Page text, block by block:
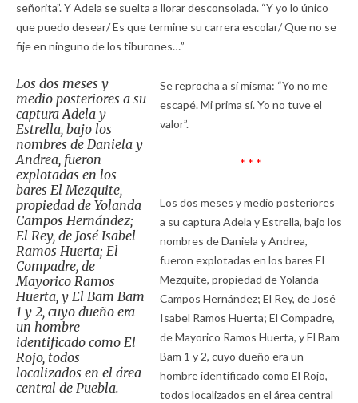
señorita”. Y Adela se suelta a llorar desconsolada. “Y yo lo único
que puedo desear/ Es que termine su carrera escolar/ Que no se
fije en ninguno de los tiburones…”
Los dos meses y
medio posteriores a su
captura Adela y
Estrella, bajo los
nombres de Daniela y
Andrea, fueron
explotadas en los
bares El Mezquite,
propiedad de Yolanda
Campos Hernández;
El Rey, de José Isabel
Ramos Huerta; El
Compadre, de
Mayorico Ramos
Huerta, y El Bam Bam
1 y 2, cuyo dueño era
un hombre
identificado como El
Rojo, todos
localizados en el área
central de Puebla.
Se reprocha a sí misma: “Yo no me
escapé. Mi prima sí. Yo no tuve el
valor”.
* * *
Los dos meses y medio posteriores
a su captura Adela y Estrella, bajo los
nombres de Daniela y Andrea,
fueron explotadas en los bares El
Mezquite, propiedad de Yolanda
Campos Hernández; El Rey, de José
Isabel Ramos Huerta; El Compadre,
de Mayorico Ramos Huerta, y El Bam
Bam 1 y 2, cuyo dueño era un
hombre identificado como El Rojo,
todos localizados en el área central